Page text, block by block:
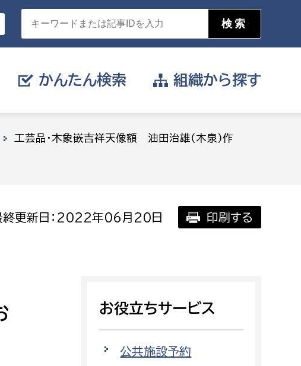
かんたん検索
目的を選択
届け出や申請をしたい
支払いをしたい
働きたい
組織から探す
環境部
工芸品・木象嵌吉祥天像額 油田治雄(木泉)作
終更新日：2022年06月20日 印刷する
お役立ちサービス
公共施設予約